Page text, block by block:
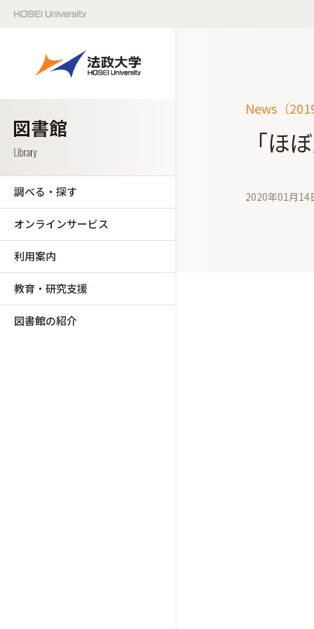
調べる・探す
オンラインサービス
利用案内
教育・研究支援
図書館の紹介
News（
「ほ
2020年01月14